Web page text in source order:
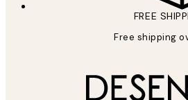
FREE
Free shipping